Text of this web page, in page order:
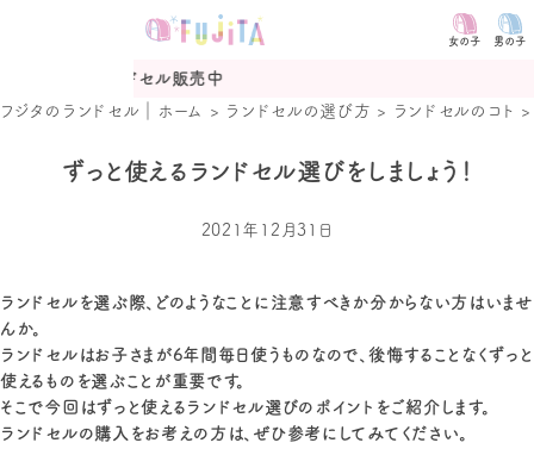
女の子 男の子
フジタのランドセル｜ホーム
> ランドセルの選び方 > ランドセルのコト
ずっと使えるランドセル選びをしましょう！
2021年12月31日
ランドセルを選ぶ際、どのようなことに注意すべきか分からない方はいませ
んか。
ランドセルはお子さまが6年間毎日使うものなので、後悔することなくずっと
使えるものを選ぶことが重要です。
そこで今回はずっと使えるランドセル選びのポイントをご紹介します。
ランドセルの購入をお考えの方は、ぜひ参考にしてみてください。